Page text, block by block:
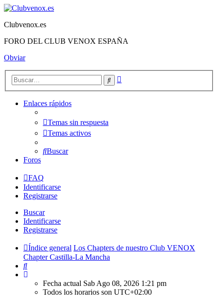
Clubvenox.es
FORO DEL CLUB VENOX ESPAÑA
Obviar
Buscar
Enlaces rápidos
Temas sin respuesta
Temas activos
Buscar
Foros
FAQ
Identificarse
Registrarse
Buscar
Identificarse
Registrarse
Índice general Los Chapters de nuestro Club VENOX
Chapter Castilla-La Mancha
Buscar
Fecha actual Sab Ago 08, 2026 1:21 pm
Todos los horarios son UTC+02:00